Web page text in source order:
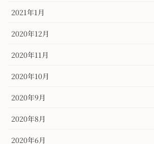
2021年1月
2020年12月
2020年11月
2020年10月
2020年9月
2020年8月
2020年6月